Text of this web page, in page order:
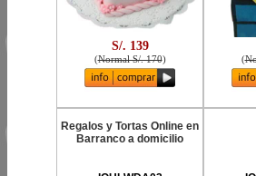
S/. 139
(Normal S/. 170) (
Regalos y Tortas Online en
Barranco a domicilio